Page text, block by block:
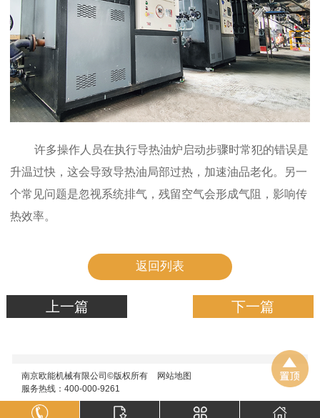
许多操作人员在执行导热油炉启动步骤时常犯的错误是
升温过快，这会导致导热油局部过热，加速油品老化。另一
个常见问题是忽视系统排气，残留空气会形成气阻，影响传
热效率。
返回列表
上一篇 下一篇
南京欧能机械有限公司©版权所有
网站地图
服务热线：400-000-9261